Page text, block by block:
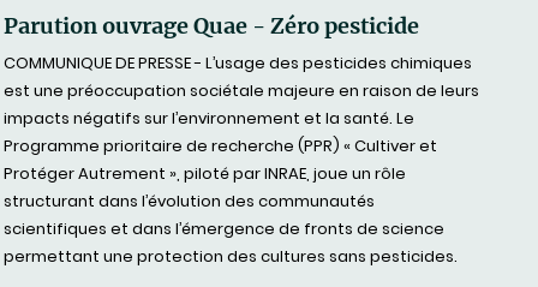
Parution ouvrage Quae - Zéro pesticide
COMMUNIQUE DE PRESSE - L’usage des pesticides chimiques
est une préoccupation sociétale majeure en raison de leurs
impacts négatifs sur l’environnement et la santé. Le
Programme prioritaire de recherche (PPR) « Cultiver et
Protéger Autrement », piloté par INRAE, joue un rôle
structurant dans l’évolution des communautés
scientifiques et dans l’émergence de fronts de science
permettant une protection des cultures sans pesticides.